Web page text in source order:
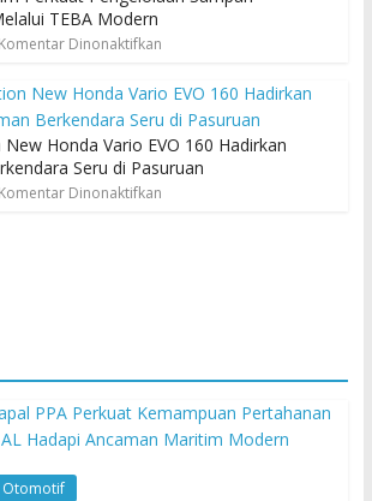
TEBA Modern
Komentar Dinonaktifkan
New Honda Vario EVO 160 Hadirkan
Seru di Pasuruan
Komentar Dinonaktifkan
Otomotif